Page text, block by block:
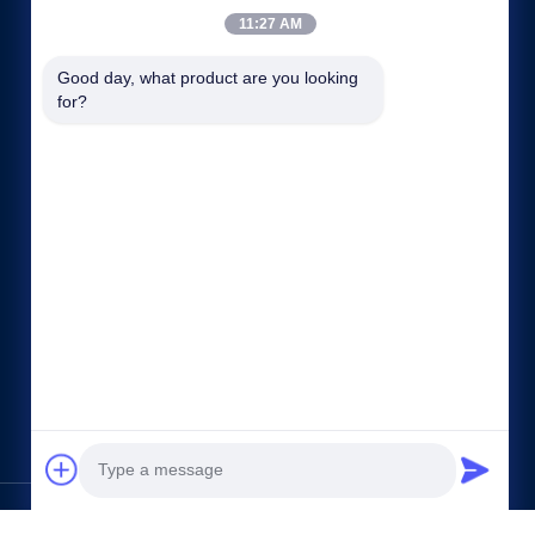
Electric Co.,Ltd.. All Rights Reserved.
11:27 AM
Good day, what product are you looking
for?